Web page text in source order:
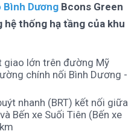
Bình Dương Bcons Green
thống hạ tầng của khu
giao lớn trên đường Mỹ
chính nối Bình Dương -
nhanh (BRT) kết nối giữa
Bến xe Suối Tiên (Bến xe